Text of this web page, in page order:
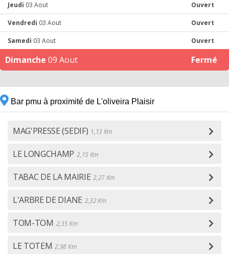
Jeudi 03 Aout Ouvert
Vendredi 03 Aout Ouvert
Samedi 03 Aout Ouvert
Dimanche 09 Aout Fermé
Bar pmu à proximité de L'oliveira Plaisir
MAG'PRESSE (SEDIF) 1,13 Km
LE LONGCHAMP 2,15 Km
TABAC DE LA MAIRIE 2,27 Km
L'ARBRE DE DIANE 2,32 Km
TOM-TOM 2,35 Km
LE TOTEM 2,98 Km